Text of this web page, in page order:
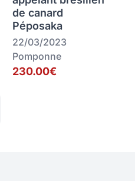
de canard
Péposaka
22/03/2023
Pomponne
230.00€